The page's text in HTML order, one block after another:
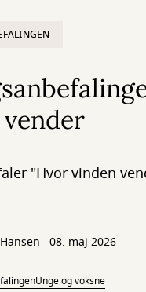
"Hvor vinden
08. maj 2026
Unge og voksne